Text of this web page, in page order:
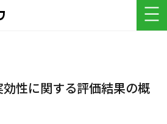
性に関する評価結果の概